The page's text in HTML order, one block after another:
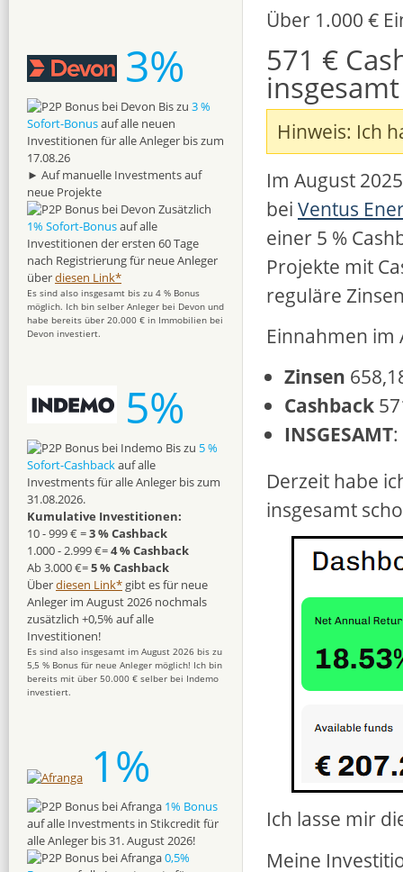
Über 1.000 €
571 €
Hinweis: Ich
Im August
bei Ventus
einer 5 %
Projekte mit
reguläre
Einnahmen im
Zinsen
Cashback
INSGESAMT:
Derzeit habe
insgesamt
Ich lasse mir
Meine
3%
Bis zu 3 %
Sofort-Bonusauf alle neuen
Investitionen für alle Anleger bis zum
17.08.26
► Auf manuelle Investments auf
neue Projekte
Zusätzlich
1% Sofort-Bonusauf alle
Investitionen der ersten 60 Tage
nach Registrierung für neue Anleger
überdiesen Link*
Es sind also insgesamt bis zu 4 % Bonus
möglich. Ich bin selber Anleger bei Devon und
habe bereits über 20.000 € in Immobilien bei
Devon investiert.
5%
Bis zu 5 %
Sofort-Cashbackauf alle
Investments für alle Anleger bis zum
31.08.2026.
Kumulative Investitionen:
10 - 999 € =3 % Cashback
1.000 - 2.999 €=4 % Cashback
Ab 3.000 €=5 % Cashback
Überdiesen Link* gibt es für neue
Anleger im August 2026 nochmals
zusätzlich +0,5% auf alle
Investitionen!
Es sind also insgesamt im August 2026 bis zu
5,5 % Bonus für neue Anleger möglich! Ich bin
bereits mit über 50.000 € selber bei Indemo
investiert.
1%
1% Bonus
auf alle Investments in Stikcredit für
alle Anleger bis 31. August 2026!
0,5%